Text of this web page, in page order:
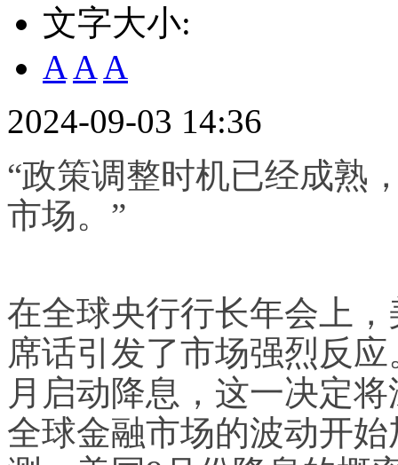
文字大小:
A A A
2024-09-03 14:36
“政策调整时机已经成熟
市场。”
在全球央行行长年会上
席话引发了市场强烈反
月启动降息，这一决定
全球金融市场的波动开